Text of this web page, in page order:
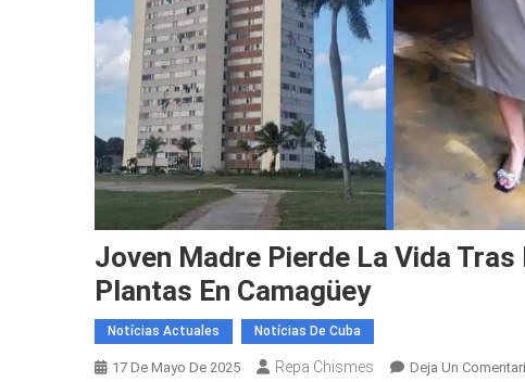
Joven Madre Pierde La Vida
Plantas En Camagüey
Notícias Actuales Notícias De Cuba
17 De Mayo De 2025 Repa Chismes Deja Un